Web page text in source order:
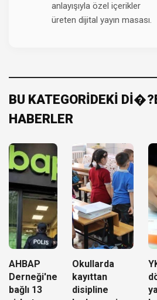
anlayışıyla özel içerikler
üreten dijital yayın masası.
BU KATEGORİDEKİ
HABERLER
AHBAP
Derneği'ne
bağlı 13
Okullarda
kayıttan
disipline